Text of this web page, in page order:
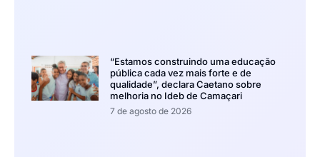
“Estamos construindo uma educação
pública cada vez mais forte e de
qualidade”, declara Caetano sobre
melhoria no Ideb de Camaçari
7 de agosto de 2026